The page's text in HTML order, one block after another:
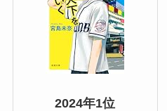
2024年1位